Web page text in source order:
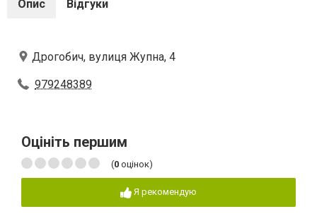
Опис Відгуки
Дрогобич, вулиця Жупна, 4
979248389
Оцініть першим
(0 оцінок)
Я рекомендую